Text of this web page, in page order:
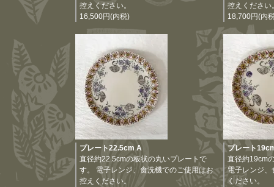
控えください。
16,500円(内税)
控えください
18,700円(内
プレート22.5cm A
直径約22.5cmの板状の丸いプレートで
す。 電子レンジ、食洗機でのご使用はお
控えください。
プレート
直径約19cm
電子レンジ、
ください。